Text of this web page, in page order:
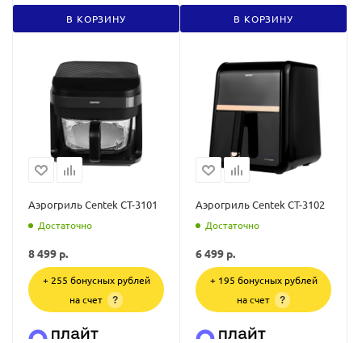
В КОРЗИНУ В КОРЗИНУ
Аэрогриль Centek CT-3101
Достаточно
8 499 р.
+ 255 бонусных рублей
на счет
?
Аэрогриль Centek CT-3102
Достаточно
6 499 р.
+ 195 бонусных рублей
на счет
?